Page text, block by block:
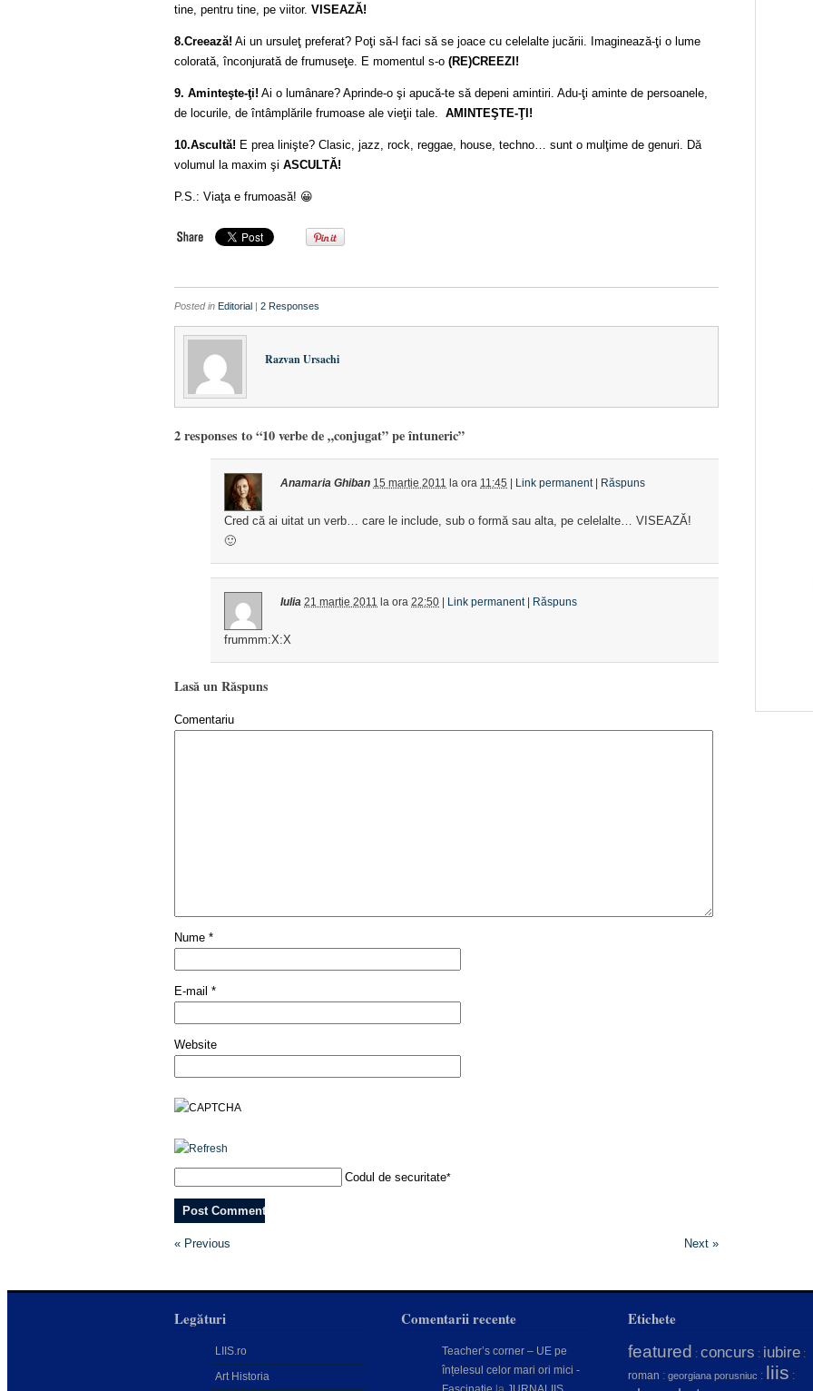
tine, pentru tine, pe viitor. VISEAZĂ!
8.Creează! Ai un ursuleţ preferat? Poţi să-l faci să se joace cu celelalte jucării. Imaginează-ţi o lume
colorată, înconjurată de frumuseţe. E momentul s-o (RE)CREEZI!
9. Aminteşte-ţi! Ai o lumânare? Aprinde-o şi apucă-te să depeni amintiri. Adu-ţi aminte de persoanele,
de locurile, de întâmplările frumoase ale vieţii tale. AMINTEŞTE-ŢI!
10.Ascultă! E prea linişte? Clasic, jazz, rock, reggae, house, techno… sunt o mulţime de genuri. Dă
volumul la maxim şi ASCULTĂ!
P.S.: Viaţa e frumoasă! 😀
Posted in Editorial | 2 Responses
Razvan Ursachi
2 responses to “10 verbe de „conjugat” pe întuneric”
Anamaria Ghiban 15 martie 2011 la ora 11:45 Link permanent| Răspuns
Cred că ai uitat un verb… care le include, sub o formă sau alta, pe celelalte… VISEAZĂ!
🙂
Iulia 21 martie 2011 la ora 22:50 Link permanent| Răspuns
frummm:X:X
Lasă un Răspuns
Comentariu
Nume *
E-mail *
Website
Codul de securitate*
« Previous Next »
Legături
LIIS.ro
Art Historia
Comentarii recente
Teacher’s corner – UE pe
înțelesul celor mari ori mici -
Etichete
featured : concurs : iubire :
roman : georgiana porusniuc : liis :